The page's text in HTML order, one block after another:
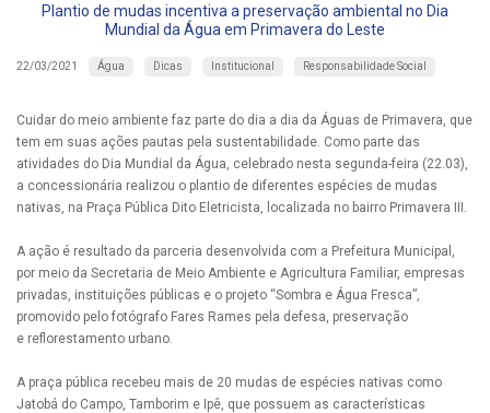
Plantio de mudas incentiva a preservação ambiental no Dia
Mundial da Água em Primavera do Leste
22/03/2021 Água Dicas Institucional Responsabilidade Social
Cuidar do meio ambiente faz parte do dia a dia da Águas de Primavera, que
tem em suas ações pautas pela sustentabilidade. Como parte das
atividades do Dia Mundial da Água, celebrado nesta segunda-feira (22.03),
a concessionária realizou o plantio de diferentes espécies de mudas
nativas, na Praça Pública Dito Eletricista, localizada no bairro Primavera III.
A ação é resultado da parceria desenvolvida com a Prefeitura Municipal,
por meio da Secretaria de Meio Ambiente e Agricultura Familiar, empresas
privadas, instituições públicas e o projeto “Sombra e Água Fresca”,
promovido pelo fotógrafo Fares Rames pela defesa, preservação
e reflorestamento urbano.
A praça pública recebeu mais de 20 mudas de espécies nativas como
Jatobá do Campo, Tamborim e Ipê, que possuem as características